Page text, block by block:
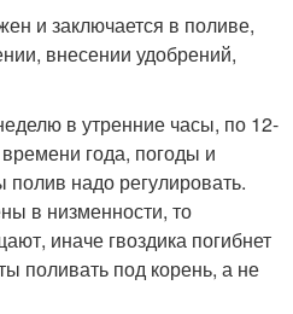
и заключается в поливе,
внесении удобрений,
в утренние часы, по 12-
года, погоды и
надо регулировать.
в низменности, то
иначе гвоздика погибнет
поливать под корень, а не